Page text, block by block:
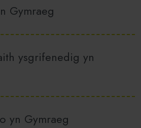
Gymraeg
ysgrifenedig yn
yn Gymraeg